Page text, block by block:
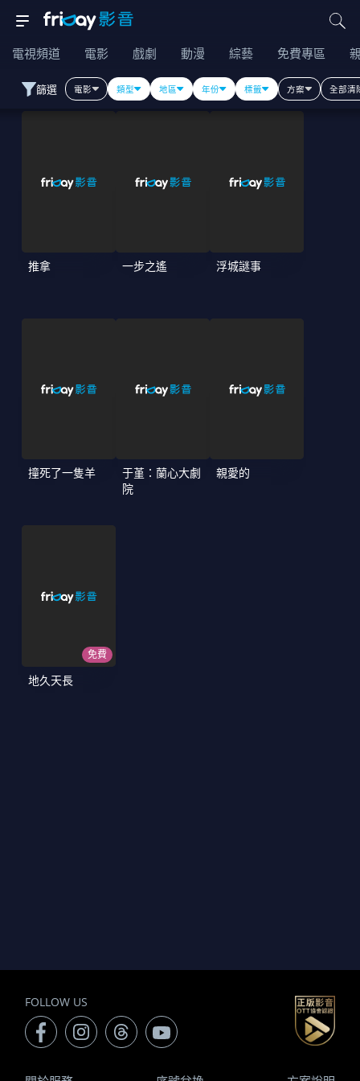
電視頻道 電影 戲劇 動漫 綜藝 免費專區
篩選 電影 類型 地區 年份 標籤 方案 全部清
推拿 一步之遙 浮城謎事
撞死了一隻羊
于堇：蘭心大劇
院
親愛的
免費
地久天長
FOLLOW US